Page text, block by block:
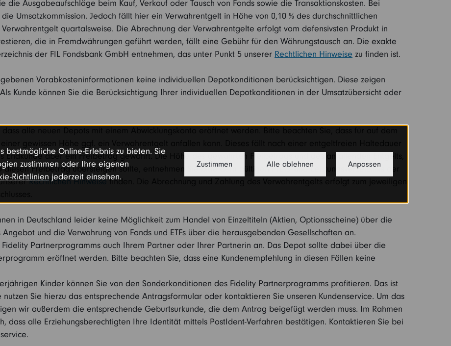
die Ausgabeaufschläge beim Kauf, Verkauf oder Tausch von Fonds sowie die Transaktionskosten. Bei
Umsatzkommission. Jedoch fällt hier ein Verwahrentgelt in Höhe von 0,10 % des durchschnittlichen
quartalsweise. Die Abrechnung der Verwahrentgelte erfolgt vom defensivsten Produkt in
die in Fremdwährungen geführt werden, fällt eine Gebühr für den Währungstausch an. Die exakte
der FIL Fondsbank GmbH entnehmen, das unter Punkt 5 unserer Rechtlichen Hinweise zu finden ist.
Vorabkosteninformationen keine individuellen Depotkonditionen berücksichtigen. Diese zeigen
Kunde können Sie die Berücksichtigung Ihrer individuellen Depotkonditionen in der Umsatzübersicht oder
Endkunde aber ein Freibetrag gewährt. Die Höhe des gewährten Freibetrags und des anfallenden Entgelts,
diesen Freibetrag übersteigen sollte, entnehmen Sie bitte dem gültigen Preis- und Leistungsverzeichnis der
Rechtlichen Hinweisefinden. Die Abrechnung und Zahlung des Verwahrentgelts erfolgt zum jeweiligen
in Deutschland leider keine Möglichkeit zum Handel von Einzeltiteln (Aktien, Optionsscheine) über die
und die Verwahrung von Fonds und ETFs über die herausgebenden Gesellschaften an.
Partnerprogramms auch Ihrem Partner oder Ihrer Partnerin an. Das Depot sollte dabei über die
eröffnet werden. Bitte beachten Sie, dass eine Kundenempfehlung in diesen Fällen keine
Kinder können Sie von den Sonderkonditionen des Fidelity Partnerprogramms profitieren. Das ist
Sie hierzu das entsprechende Antragsformular oder kontaktieren Sie unseren Kundenservice. Um das
wir außerdem die entsprechende Geburtsurkunde, die dem Antrag beigefügt werden muss. Im Rahmen
dass alle Erziehungsberechtigten Ihre Identität mittels PostIdent-Verfahren bestätigen. Kontaktieren Sie bei
bestmögliche Online-Erlebnis zu bieten. Sie
zustimmen oder Ihre eigenen
Richtlinien jederzeit einsehen.
Zustimmen Alle ablehnen Anpassen